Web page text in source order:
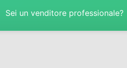
Sei un venditore professionale?